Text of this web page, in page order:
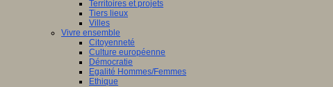
Territoires et projets
Tiers lieux
Villes
Vivre ensemble
Citoyenneté
Culture européenne
Démocratie
Egalité Hommes/Femmes
Ethique